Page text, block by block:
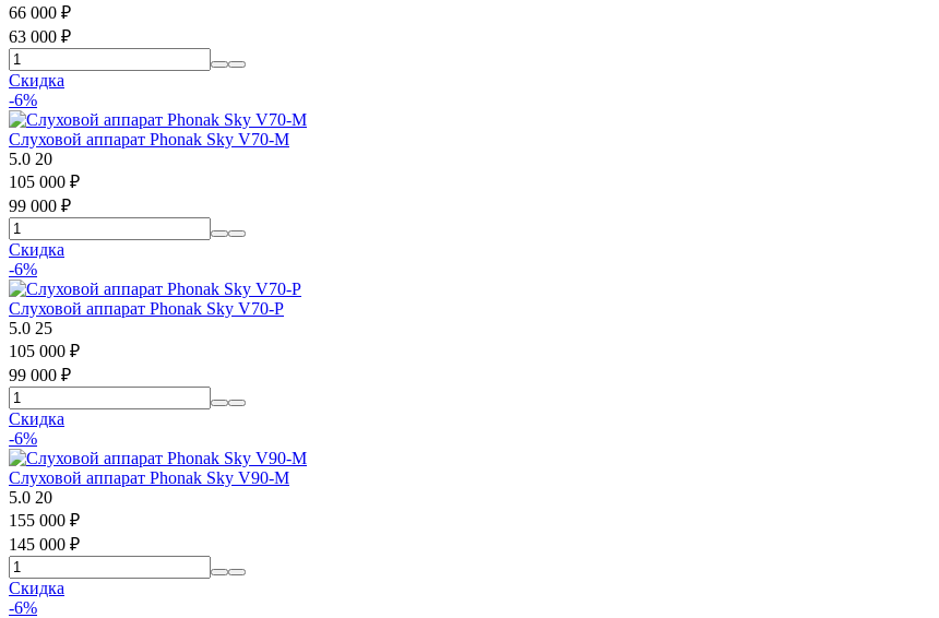
66 000 ₽
63 000 ₽
Скидка
-6%
Слуховой аппарат Phonak Sky V70-M
5.0 20
105 000 ₽
99 000 ₽
Скидка
-6%
Слуховой аппарат Phonak Sky V70-P
5.0 25
105 000 ₽
99 000 ₽
Скидка
-6%
Слуховой аппарат Phonak Sky V90-M
5.0 20
155 000 ₽
145 000 ₽
Скидка
-6%